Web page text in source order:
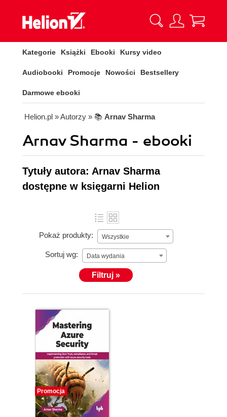
Kategorie Książki Ebooki Kursy video
Audiobooki Promocje Nowości Bestsellery
Darmowe ebooki
Helion.pl » Autorzy » 📚 Arnav Sharma
Arnav Sharma - ebooki
Tytuły autora: Arnav Sharma
dostępne w księgarni Helion
Pokaż produkty: Wszystkie
Sortuj wg: Data wydania
Filtruj »
Promocja